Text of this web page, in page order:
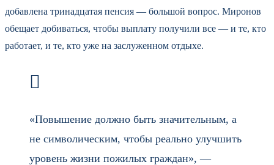
добавлена тринадцатая пенсия — большой вопрос. Миронов
обещает добиваться, чтобы выплату получили все — и те, кто
работает, и те, кто уже на заслуженном отдыхе.
«Повышение должно быть значительным, а
не символическим, чтобы реально улучшить
уровень жизни пожилых граждан», —